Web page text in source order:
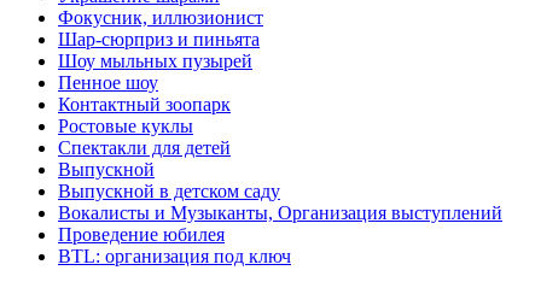
Фокусник, иллюзионист
Шар-сюрприз и пиньята
Шоу мыльных пузырей
Пенное шоу
Контактный зоопарк
Ростовые куклы
Спектакли для детей
Выпускной
Выпускной в детском саду
Вокалисты и Музыканты, Организация выступлений
Проведение юбилея
BTL: организация под ключ